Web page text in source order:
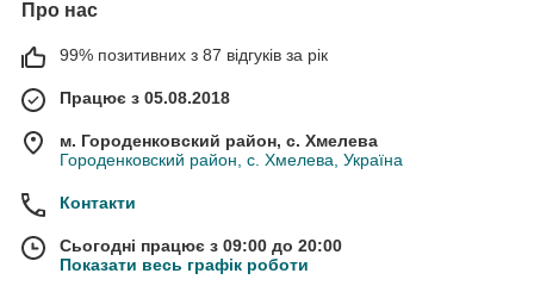
Про нас
99% позитивних з 87 відгуків за рік
Працює з 05.08.2018
м. Городенковский район, с. Хмелева
Городенковский район, с. Хмелева, Україна
Контакти
Сьогодні працює з 09:00 до 20:00
Показати весь графік роботи